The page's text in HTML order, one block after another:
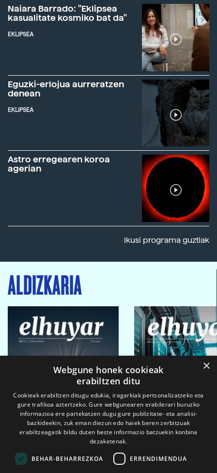
Naiara Barrado: "Eklipsea
kasualitate kosmiko bat da"
EKLIPSEA
Eguzki-erlojua aurreratzen
denean
EKLIPSEA
Astro erregearen koroa
agerian
Ikusi programa guztiak
ALDIZKARIA
×
Webgune honek cookieak
erabiltzen ditu
Cookieak erabiltzen ditugu edukia, iragarkiak pertsonalizatzeko eta
gure trafikoa aztertzeko. Gure webgunearen erabilerari buruzko
informazioa ere partekatzen dugu gure publizitate- eta analisi-
bazkideekin, zuk eman diezun edo haiek beren zerbitzuak
erabiltzeagatik bildu duten beste informazio batzuekin konbina
dezaketenak.
BEHAR-BEHARREZKOA ERRENDIMENDUA